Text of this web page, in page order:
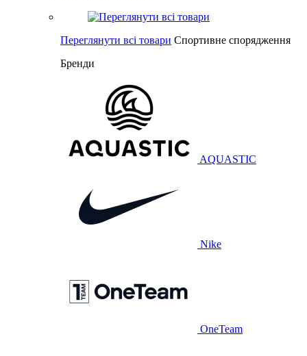
Переглянути всі товари Спортивне спорядження
Бренди
AQUASTIC
Nike
OneTeam